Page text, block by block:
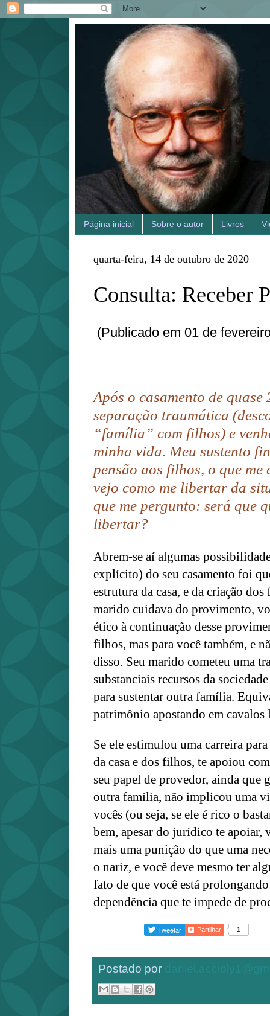
Página inicial Sobre o autor Livros
quarta-feira, 14 de outubro de 2020
Consulta: Receber
(Publicado em 01 de
Após o casamento de quase
separação traumática
“família” com filhos) e
minha vida. Meu sustento
pensão aos filhos, o que me
vejo como me libertar da
que me pergunto: será que
libertar?
Abrem-se aí algumas
explícito) do seu casamento foi
estrutura da casa, e da criação
marido cuidava do provimento,
ético à continuação desse
filhos, mas para você também, e
disso. Seu marido cometeu uma
substanciais recursos da
para sustentar outra família.
patrimônio apostando em cavalos
Se ele estimulou uma carreira
da casa e dos filhos, te apoiou
seu papel de provedor, ainda que
outra família, não implicou uma
vocês (ou seja, se ele é rico o
bem, apesar do jurídico te apoiar,
mais uma punição do que uma
o nariz, e você deve mesmo ter
fato de que você está
dependência que te impede de
Partilhar 1
Postado por